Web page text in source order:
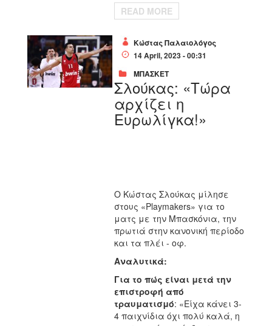
READ MORE
Κώστας Παλαιολόγος
14 April, 2023 - 00:31
ΜΠΑΣΚΕΤ
Σλούκας: «Τώρα
αρχίζει η
Ευρωλίγκα!»
Ο Κώστας Σλούκας μίλησε
στους «Playmakers» για το
ματς με την Μπασκόνια, την
πρωτιά στην κανονική περίοδο
και τα πλέι - οφ.
Αναλυτικά:
Για το πώς είναι μετά την
επιστροφή από
τραυματισμό: «Είχα κάνει 3-
4 παιχνίδια όχι πολύ καλά, η